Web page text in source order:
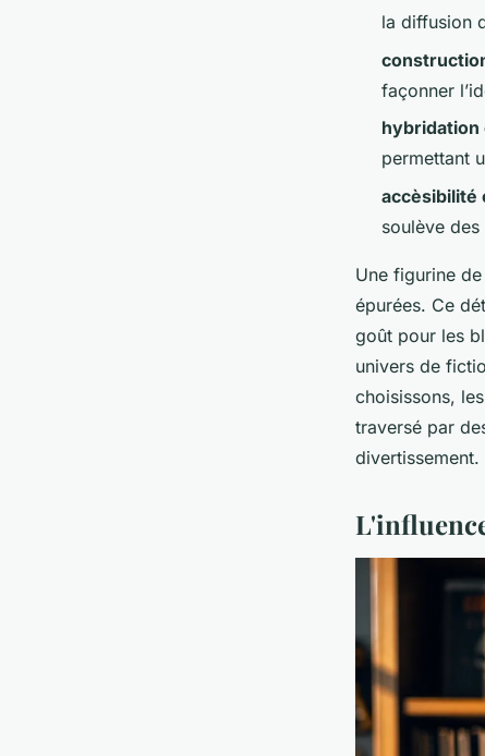
la diffusion
façonner
hybridation
permettant
accèsibilité
soulève
Une figurine
épurées. Ce
goût pour les
univers de
choisissons,
traversé par
divertissement.